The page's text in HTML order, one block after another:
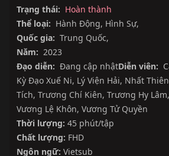
Trạng thái: Hoàn thành
Thể loại: Hành Động, Hình Sự,
Quốc gia: Trung Quốc,
Năm: 2023
Đạo diễn: Đang cập nhậtDiễn viên:
Kỳ Đạo Xuế Ni, Lý Viện Hải, Nhất Thiên
Tích, Trương Chí Kiên, Trương Hy Lâm,
Vương Lệ Khôn, Vương Tử Quyền
Thời lượng: 45 phút/tập
Chất lượng: FHD
Ngôn ngữ: Vietsub